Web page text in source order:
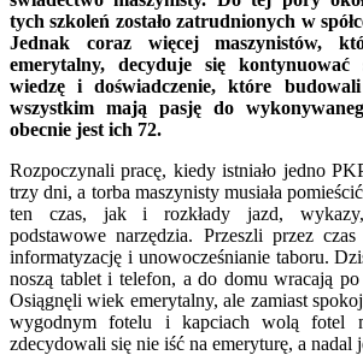
tych szkoleń zostało zatrudnionych w
Jednak coraz więcej maszynistów,
emerytalny, decyduje się
wiedzę i doświadczenie, które
wszystkim mają pasję do
obecnie jest ich 72.
Rozpoczynali pracę, kiedy istniało jedno
trzy dni, a torba maszynisty musiała
ten czas, jak i rozkłady jazd,
podstawowe narzędzia. Przeszli przez
informatyzację i unowocześnianie taboru.
noszą tablet i telefon, a do domu wracają po
Osiągnęli wiek emerytalny, ale zamiast
wygodnym fotelu i kapciach wolą fotel
zdecydowali się nie iść na emeryturę, a nadal